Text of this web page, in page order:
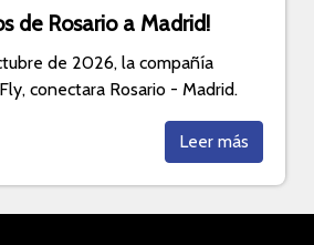
de Rosario a Madrid!
de 2026, la compañía
conectara Rosario - Madrid.
Leer más